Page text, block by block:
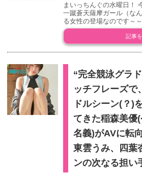
まいっちんぐの水曜日！
一蹴蒼天薩摩ガール（な
る女性の登場なのです～
記事
“完全競泳グラ
ッチフレーズで
ドルシーン(？)
てきた稲森美優
名義)がAVに転
東雲うみ、四葉
ンの次なる担い